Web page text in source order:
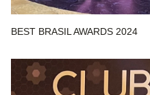
BEST BRASIL AWARDS 2024